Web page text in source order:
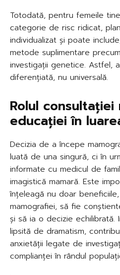
Totodată, pentru femeile
categorie de risc ridicat,
individualizat și poate
metode suplimentare
investigații genetice. Astfel,
diferențiată, nu universală.
Rolul
educației în
Decizia de a începe
luată de una singură, ci în
informate cu medicul de
imagistică mamară. Este
înțeleagă nu doar
mamografiei, să fie
și să ia o decizie echilibrată.
lipsită de dramatism,
anxietății legate de
complianței în rândul